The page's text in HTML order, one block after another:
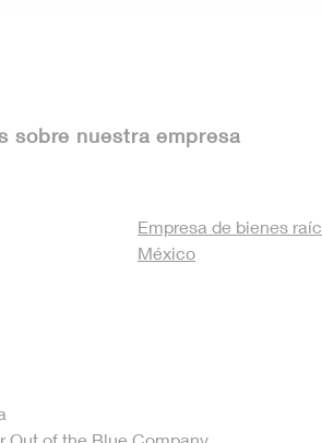
sobre nuestra empresa
Empresa de bienes
México